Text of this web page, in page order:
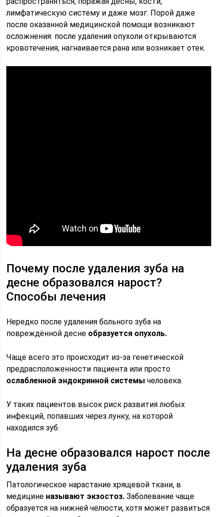
лимфатическую систему и даже мозг. Порой даже
после оказанной медицинской помощи возникают
осложнения: после удаления опухоли открываются
кровотечения, нагнаивается рана или возникает отек.
Почему после удаления зуба на
десне образовался нарост?
Способы лечения
Нередко после удаления больного зуба на
повреждённой десне образуется опухоль.
Чаще всего это происходит из-за генетической
предрасположенности пациента или просто
ослабленной эндокринной системы человека.
У таких пациентов высок риск развития любых
инфекций, попавших через лунку, на которой
находился зуб.
На десне образовался нарост после
удаления зуба
Патологическое нарастание хрящевой ткани, в
медицине называют экзостоз. Заболевание чаще
образуется на нижней челюсти, хотя может развиться